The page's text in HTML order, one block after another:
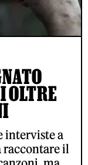
OLTRE
interviste a
raccontare il